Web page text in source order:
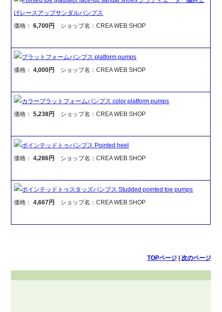
げレースアップサンダルパンプス
価格：6,700円 ショップ名：CREA WEB SHOP
プラットフォームパンプス platform pumps
価格：4,000円 ショップ名：CREA WEB SHOP
カラープラットフォームパンプス color platform pumps
価格：5,238円 ショップ名：CREA WEB SHOP
ポインテッドトゥパンプス Pointed heel
価格：4,286円 ショップ名：CREA WEB SHOP
ポインテッドトゥスタッズパンプス Studded pointed toe pumps
価格：4,667円 ショップ名：CREA WEB SHOP
TOPページ| 次のページ